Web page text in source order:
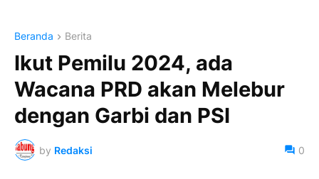
Beranda Berita
Ikut Pemilu 2024, ada
Wacana PRD akan Melebur
dengan Garbi dan PSI
by Redaksi 0